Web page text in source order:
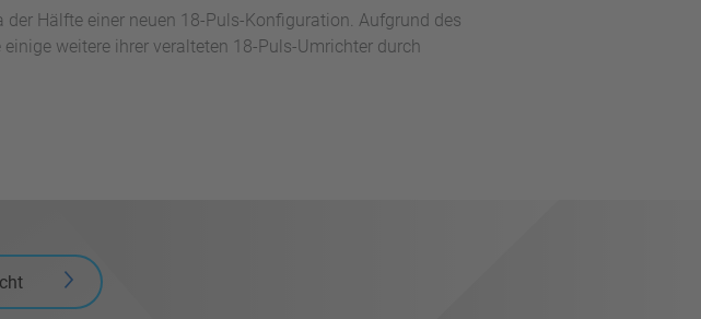
Hälfte einer neuen 18‑Puls-Konfiguration. Aufgrund des
weitere ihrer veralteten 18-Puls-Umrichter durch